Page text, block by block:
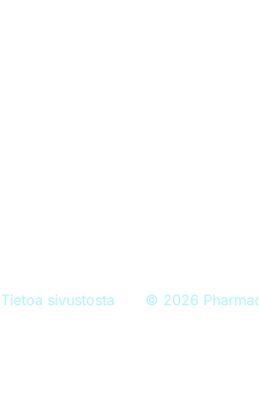
Tietoa sivustosta © 2026